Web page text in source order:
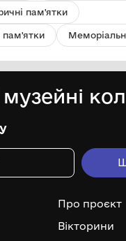
пам'ятки
пам'ятки
Про проєкт
Вікторини